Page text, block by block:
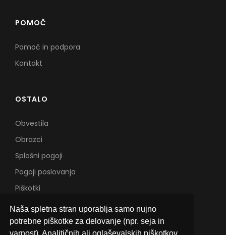
Naša spletna stran uporablja samo nujno
potrebne piškotke za delovanje (npr. seja in
varnost). Analitičnih ali oglaševalskih piškotkov
POMOČ
Pomoč in podpora
Kontakt
OSTALO
Obvestila
Obrazci
Splošni pogoji
Pogoji poslovanja
Piškotki